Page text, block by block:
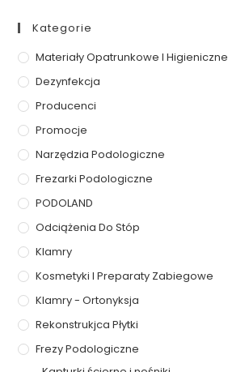
Kategorie
Materiały Opatrunkowe I Higieniczne
Dezynfekcja
Producenci
Promocje
Narzędzia Podologiczne
Frezarki Podologiczne
PODOLAND
Odciążenia Do Stóp
Klamry
Kosmetyki I Preparaty Zabiegowe
Klamry - Ortonyksja
Rekonstrukjca Płytki
Frezy Podologiczne